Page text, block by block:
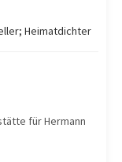
Heimatdichter
für Hermann